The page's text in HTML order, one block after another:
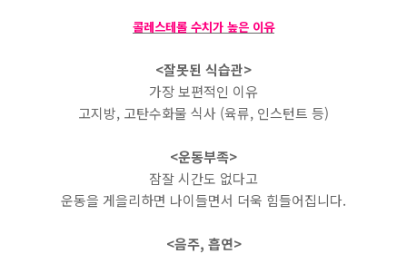
콜레스테롤 수치가 높은 이유
<잘못된 식습관>
가장 보편적인 이유
고지방, 고탄수화물 식사 (육류, 인스턴트 등)
<운동부족>
잠잘 시간도 없다고
운동을 게을리하면 나이들면서 더욱 힘들어집니다.
<음주, 흡연>